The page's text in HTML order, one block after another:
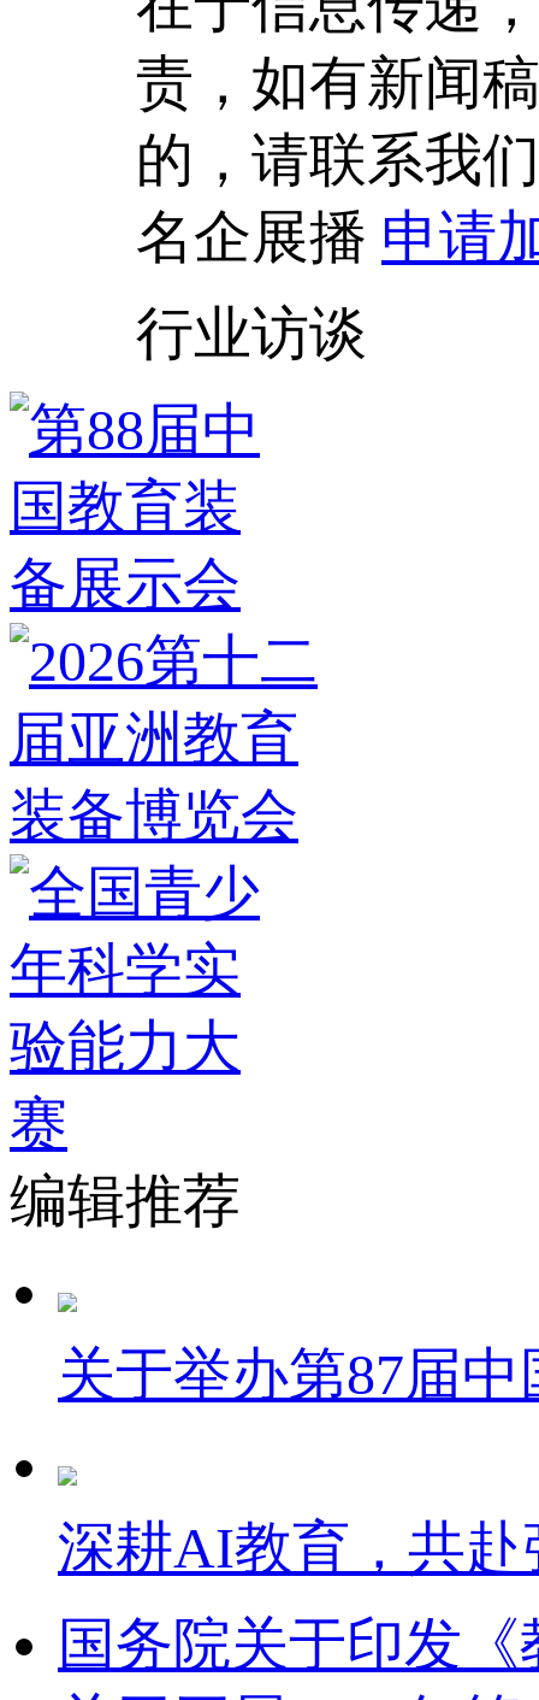
责，如有新闻
的，请联系我
名企展播 申请
行业访谈
编辑推荐
关于举办第87届
深耕AI教育，共
国务院关于印发